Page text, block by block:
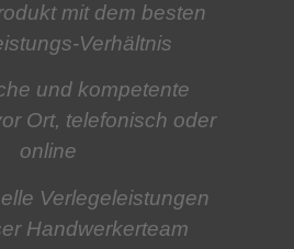
mit dem besten
Verhältnis
und kompetente
Ort, telefonisch oder
online
Verlegeleistungen
Handwerkerteam